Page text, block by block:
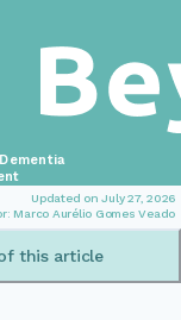
Updated on July 27, 2026
Marco Aurélio Gomes Veado
this article